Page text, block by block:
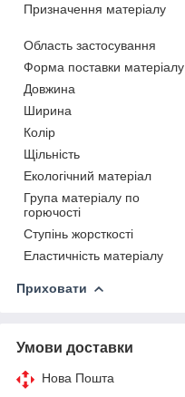
Призначення матеріалу
Область застосування
Форма поставки матеріалу
Довжина
Ширина
Колір
Щільність
Екологічний матеріал
Група матеріалу по
горючості
Ступінь жорсткості
Еластичність матеріалу
Приховати
Умови доставки
Нова Пошта